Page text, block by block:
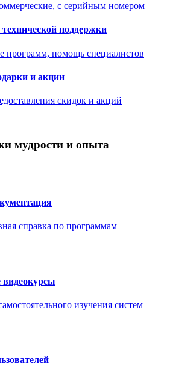
с серийным номером
поддержки
программ, помощь специалистов
и акции
скидок и акций
мудрости и опыта
справка по программам
изучения систем